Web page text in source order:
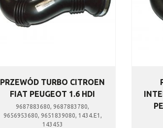
PRZEWÓD TURBO CITROEN
FIAT PEUGEOT 1.6 HDI
9687883680, 9687883780,
9656953680, 9651839080, 1434.E1,
143453